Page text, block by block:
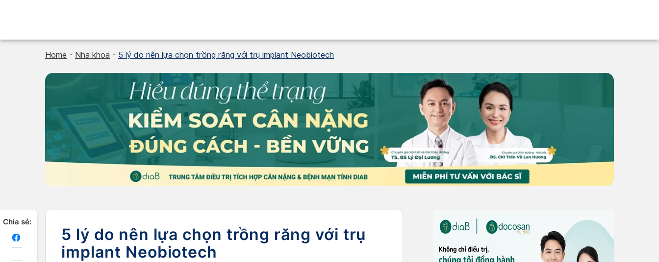
Home - Nha khoa - 5 lý do nên lựa chọn trồng răng với trụ implant Neobiotech
Chia sẻ:
5 lý do nên lựa chọn trồng răng với trụ
implant Neobiotech